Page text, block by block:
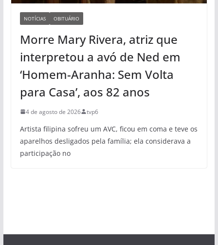
NOTÍCIAS OBITUÁRIO
Morre Mary Rivera, atriz que
interpretou a avó de Ned em
‘Homem-Aranha: Sem Volta
para Casa’, aos 82 anos
4 de agosto de 2026 tvp6
Artista filipina sofreu um AVC, ficou em coma e teve os
aparelhos desligados pela família; ela considerava a
participação no